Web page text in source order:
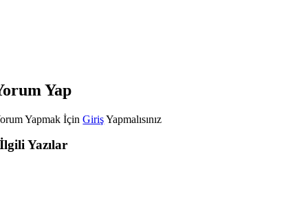
Yap
Yapmak İçinGirişYapmalısınız
İlgili Yazılar